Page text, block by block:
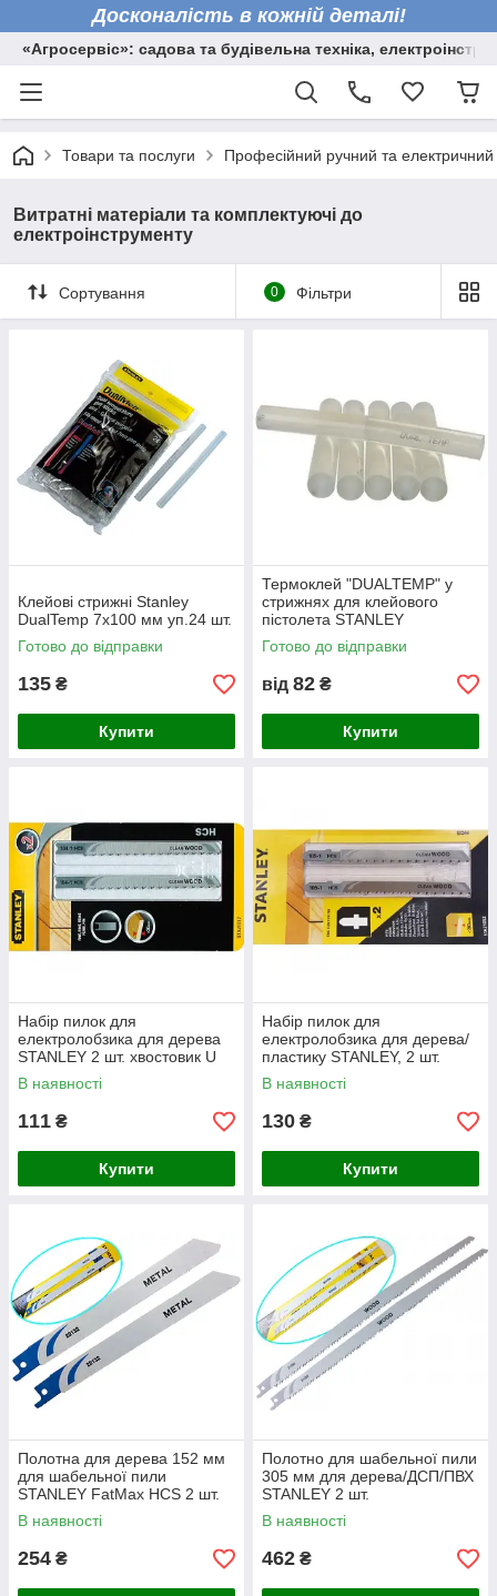
Досконалість в кожній деталі!
«Агросервіс»: садова та будівельна техніка,
Товари та послуги Професійний ручний та електричний
Витратні матеріали та комплектуючі до
електроінструменту
Сортування 0 Фільтри
Клейові стрижні Stanley
DualTemp 7х100 мм уп.24 шт.
Готово до відправки
135 ₴
Купити
Термоклей "DUALTEMP" у
стрижнях для клейового
пістолета STANLEY
11.3х101мм
Готово до відправки
від 82 ₴
Купити
Набір пилок для
електролобзика для дерева
STANLEY 2 шт. хвостовик U
В наявності
111 ₴
Купити
Набір пилок для
електролобзика для дерева/
пластику STANLEY, 2 шт.
хвостовик Т
В наявності
130 ₴
Купити
Полотна для дерева 152 мм
для шабельної пили
STANLEY FatMax HCS 2 шт.
В наявності
254 ₴
Полотно для шабельної пили
305 мм для дерева/ДСП/ПВХ
STANLEY 2 шт.
В наявності
462 ₴